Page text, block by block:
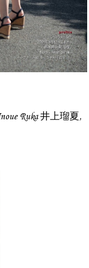
Ruka 井上瑠夏,